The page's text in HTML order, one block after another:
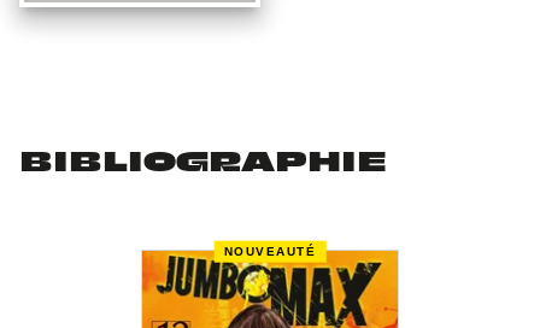
BIBLIOGRAPHIE
NOUVEAUTÉ